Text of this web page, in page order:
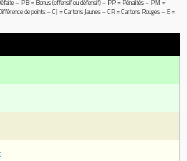
– PB = Bonus (offensif ou défensif) – PP = Pénalités – PM =
de points – CJ = Cartons Jaunes – CR = Cartons Rouges – E =